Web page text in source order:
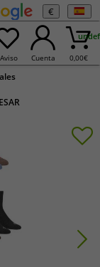
€
Aviso Cuenta 0,00€